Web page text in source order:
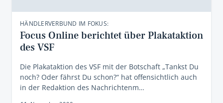
HÄNDLERVERBUND IM FOKUS:
Focus Online berichtet über Plakataktion
des VSF
Die Plakataktion des VSF mit der Botschaft „Tankst Du
noch? Oder fährst Du schon?“ hat offensichtlich auch
in der Redaktion des Nachrichtenm…